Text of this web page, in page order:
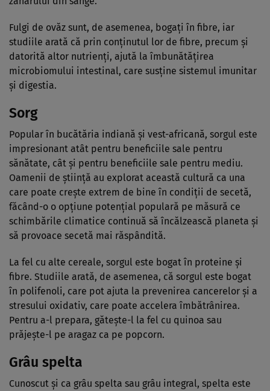
Fulgi de ovăz sunt, de asemenea, bogați în fibre, iar
studiile arată că prin conținutul lor de fibre, precum și
datorită altor nutrienți, ajută la îmbunătățirea
microbiomului intestinal, care susține sistemul imunitar
și digestia.
Sorg
Popular în bucătăria indiană și vest-africană, sorgul este
impresionant atât pentru beneficiile sale pentru
sănătate, cât și pentru beneficiile sale pentru mediu.
Oamenii de știință au explorat această cultură ca una
care poate crește extrem de bine în condiții de secetă,
făcând-o o opțiune potențial populară pe măsură ce
schimbările climatice continuă să încălzească planeta și
să provoace secetă mai răspândită.
La fel cu alte cereale, sorgul este bogat în proteine și
fibre. Studiile arată, de asemenea, că sorgul este bogat
în polifenoli, care pot ajuta la prevenirea cancerelor și a
stresului oxidativ, care poate accelera îmbătrânirea.
Pentru a-l prepara, gătește-l la fel cu quinoa sau
prăjește-l pe aragaz ca pe popcorn.
Grâu spelta
Cunoscut și ca grâu spelta sau grâu integral, spelta este